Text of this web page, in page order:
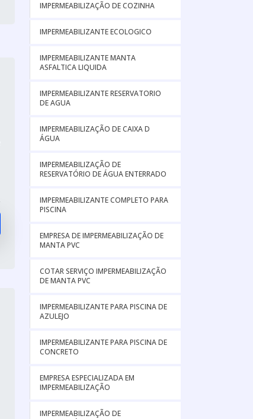
IMPERMEABILIZAÇÃO DE COZINHA
IMPERMEABILIZANTE ECOLOGICO
IMPERMEABILIZANTE MANTA
ASFALTICA LIQUIDA
IMPERMEABILIZANTE RESERVATORIO
DE AGUA
IMPERMEABILIZAÇÃO DE CAIXA D
ÁGUA
IMPERMEABILIZAÇÃO DE
RESERVATÓRIO DE ÁGUA ENTERRADO
IMPERMEABILIZANTE COMPLETO PARA
PISCINA
EMPRESA DE IMPERMEABILIZAÇÃO DE
MANTA PVC
COTAR SERVIÇO IMPERMEABILIZAÇÃO
DE MANTA PVC
IMPERMEABILIZANTE PARA PISCINA DE
AZULEJO
IMPERMEABILIZANTE PARA PISCINA DE
CONCRETO
EMPRESA ESPECIALIZADA EM
IMPERMEABILIZAÇÃO
IMPERMEABILIZAÇÃO DE